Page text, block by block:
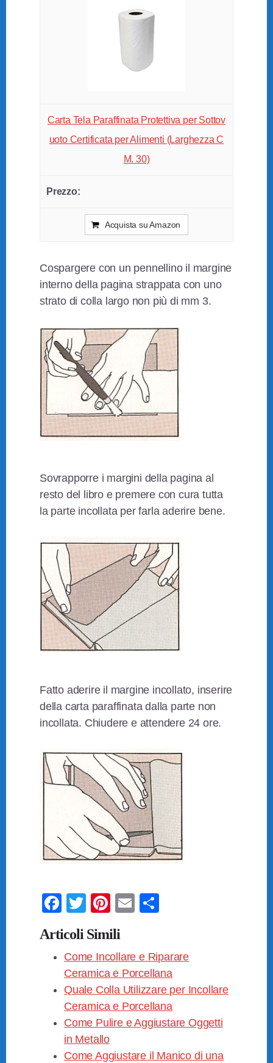
Carta Tela Paraffinata Protettiva per Sottov
uoto Certificata per Alimenti (Larghezza C
M. 30)
Acquista su Amazon
Cospargere con un pennellino il margine
interno della pagina strappata con uno
strato di colla largo non più di mm 3.
Sovrapporre i margini della pagina al
resto del libro e premere con cura tutta
la parte incollata per farla aderire bene.
Fatto aderire il margine incollato, inserire
della carta paraffinata dalla parte non
incollata. Chiudere e attendere 24 ore.
F
c
e
b
o
o
k
T
tt
er
Pi
er
e
st
E
di
vi
di
Articoli Simili
Come Incollare e Riparare
Ceramica e Porcellana
Quale Colla Utilizzare per Incollare
Ceramica e Porcellana
Come Pulire e Aggiustare Oggetti
in Metallo
Come Aggiustare il Manico di una